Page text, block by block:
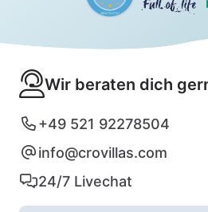
Wir beraten dich
+49 521 92278504
info@crovillas.com
24/7 Livechat